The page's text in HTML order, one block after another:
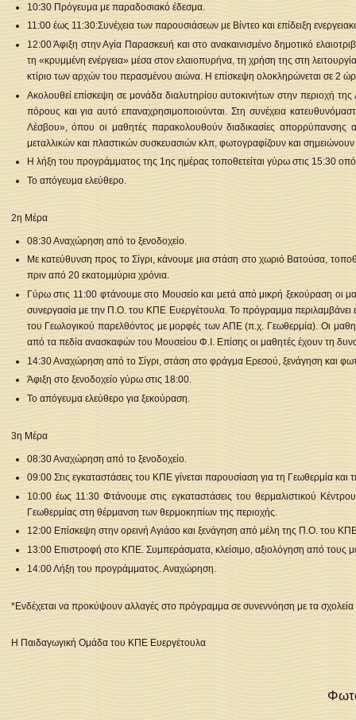
10:30 Πρόγευμα με παραδοσιακό έδεσμα.
11:00 έως 11:30:Συνέχεια των παρουσιάσεων με Βίντεο και επίδειξη
12:00 Άφιξη στην Αγία Παρασκευή και στο ανακαινισμένο δημοτικό
τη «κρυμμένη ενέργεια» μέσα στον ελαιοπυρήνα, τη χρήση της στη
κτίριο των αρχών του περασμένου αιώνα. Η επίσκεψη ολοκληρώνεται σε 2
Ακολουθεί επίσκεψη σε μονάδα διαλυτηρίου αυτοκινήτων στην περιοχή
πόρους και για αυτό επαναχρησιμοποιούνται. Στη συνέχεια
Λέσβου», όπου οι μαθητές παρακολουθούν διαδικασίες απορρύπανσης
μεταλλικών και πλαστικών συσκευασιών κλπ, φωτογραφίζουν και
Η λήξη του προγράμματος της 1ης ημέρας τοποθετείται γύρω στις 15:30
Το απόγευμα ελεύθερο.
2η Μέρα
08:30 Αναχώρηση από το ξενοδοχείο.
Με κατεύθυνση προς το Σίγρι, κάνουμε μια στάση στο χωριό Βατούσα,
πριν από 20 εκατομμύρια χρόνια.
Γύρω στις 11:00 φτάνουμε στο Μουσείο και μετά από μικρή ξεκούραση οι
συνεργασία με την Π.Ο. του ΚΠΕ Ευεργέτουλα. Το πρόγραμμα περιλαμβάνει
του Γεωλογικού παρελθόντος με μορφές των ΑΠΕ (π.χ. Γεωθερμία). Οι
από τα πεδία ανασκαφών του Μουσείου Φ.Ι. Επίσης οι μαθητές έχουν τη
14:30 Αναχώρηση από το Σίγρι, στάση στο φράγμα Ερεσού, ξενάγηση και
Άφιξη στο ξενοδοχείο γύρω στις 18:00.
Το απόγευμα ελεύθερο για ξεκούραση.
3η Μέρα
08:30 Αναχώρηση από το ξενοδοχείο.
09:00 Στις εγκαταστάσεις του ΚΠΕ γίνεται παρουσίαση για τη Γεωθερμία
10:00 έως 11:30 Φτάνουμε στις εγκαταστάσεις του θερμαλιστικού
Γεωθερμίας στη θέρμανση των θερμοκηπίων της περιοχής.
12:00 Επίσκεψη στην ορεινή Αγιάσο και ξενάγηση από μέλη της Π.Ο. του
13:00 Επιστροφή στο ΚΠΕ. Συμπεράσματα, κλείσιμο, αξιολόγηση από τους
14:00 Λήξη του προγράμματος. Αναχώρηση.
*Ενδέχεται να προκύψουν αλλαγές στο πρόγραμμα σε συνεννόηση με τα
Η Παιδαγωγική Ομάδα του ΚΠΕ Ευεργέτουλα